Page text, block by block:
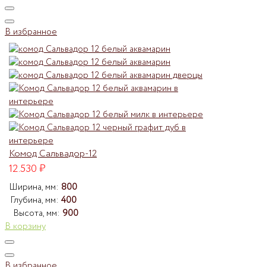
В избранное
Комод Сальвадор-12
12.530₽
Ширина, мм: 800
Глубина, мм: 400
Высота, мм: 900
В корзину